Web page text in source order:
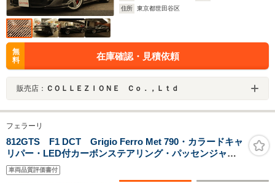
住所
東京都世田谷区
無
料
在庫確認・見積依頼
販売店： ＣＯＬＬＥＺＩＯＮＥ Ｃｏ．，Ｌｔｄ
フェラーリ
812GTS F1 DCT Grigio Ferro Met 790・カラードキャ
リパー・LED付カーボンステアリング・パッセンジャー
ディスプレイ・フロントリフター・Hi-Fiオーディオ・パ
ーキングカメラ
車両品質評価書付